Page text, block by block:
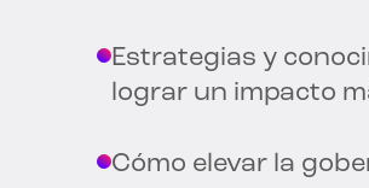
Estrategias y
lograr un impacto
Cómo elevar la